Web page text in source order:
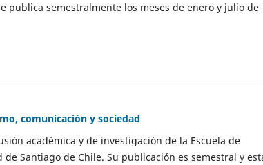
publica semestralmente los meses de enero y julio de
comunicación y sociedad
académica y de investigación de la Escuela de
Santiago de Chile. Su publicación es semestral y